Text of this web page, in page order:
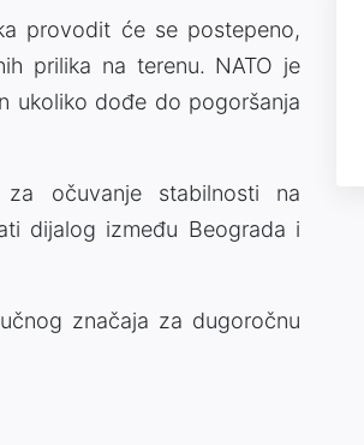
provodit će se postepeno,
prilika na terenu. NATO je
ukoliko dođe do pogoršanja
očuvanje stabilnosti na
dijalog između Beograda i
značaja za dugoročnu